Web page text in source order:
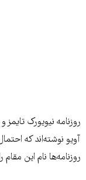
روزنامه نیویورک
آویو نوشته‌اند که
روزنامه‌ها نام این